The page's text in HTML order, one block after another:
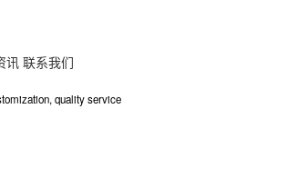
讯 联系我们
quality service